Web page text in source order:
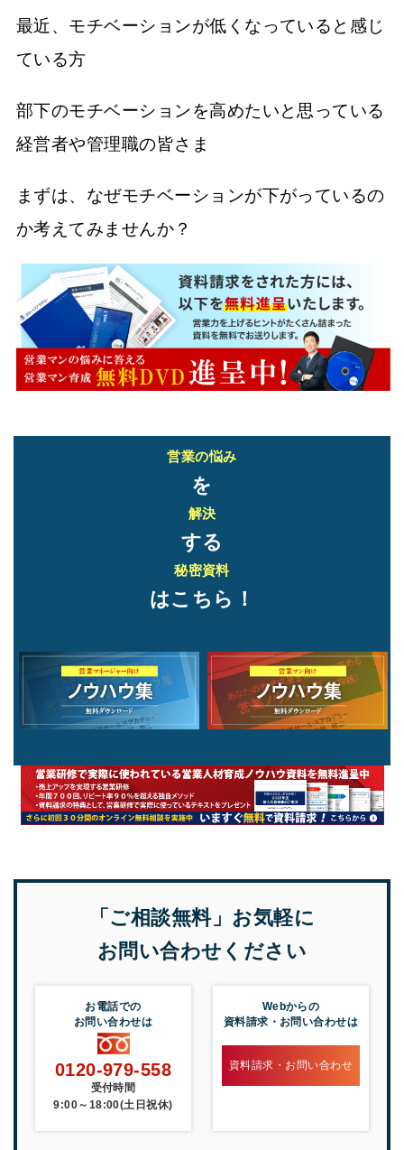
最近、モチベーションが低くなっていると感じ
ている方
部下のモチベーションを高めたいと思っている
経営者や管理職の皆さま
まずは、なぜモチベーションが下がっているの
か考えてみませんか？
営業の悩み
を
解決
する
秘密資料
はこちら！
「ご相談無料」お気軽に
お問い合わせください
お電話での
お問い合わせは
0120-979-558
受付時間
9:00～18:00(土日祝休)
Webからの
資料請求・お問い合わせは
資料請求・お問い合わせ